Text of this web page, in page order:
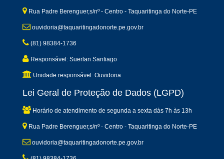
Rua Padre Berenguer,s/nº - Centro - Taquaritinga do Norte-PE
ouvidoria@taquaritingadonorte.pe.gov.br
(81) 98384-1736
Responsável: Suerlan Santiago
Unidade responsável: Ouvidoria
Lei Geral de Proteção de Dados (LGPD)
Horário de atendimento de segunda a sexta dàs 7h às 13h
Rua Padre Berenguer,s/nº - Centro - Taquaritinga do Norte-PE
ouvidoria@taquaritingadonorte.pe.gov.br